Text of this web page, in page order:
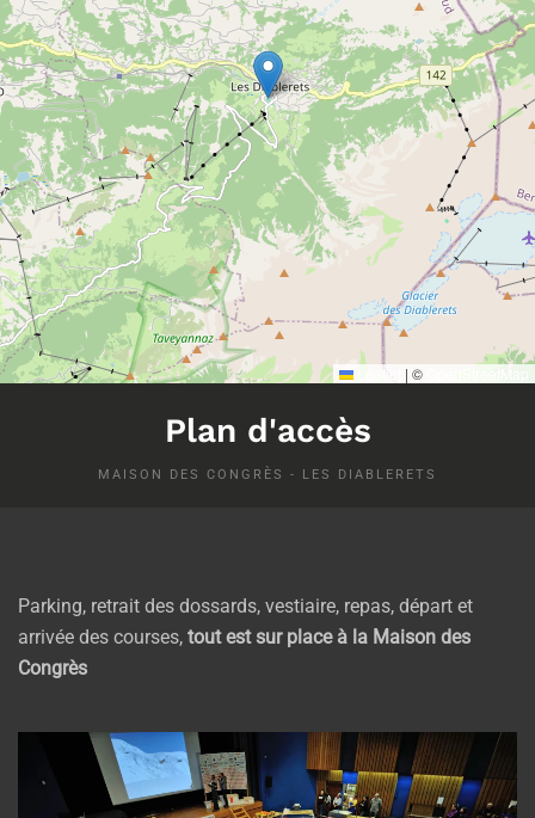
Leaflet | ©
Plan d'accès
MAISON DES CONGRÈS - LES DIABLERETS
Parking, retrait des dossards, vestiaire, repas, départ et
arrivée des courses, tout est sur place à la Maison des
Congrès